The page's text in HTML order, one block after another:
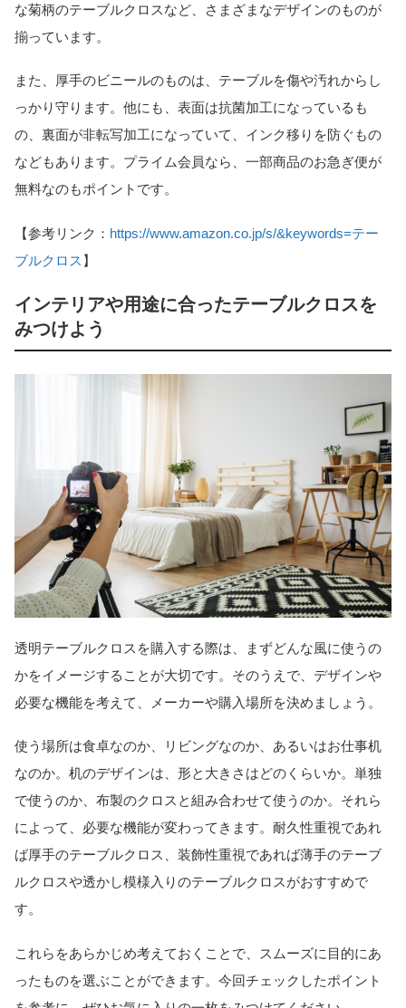
な菊柄のテーブルクロスなど、さまざまなデザインのものが
揃っています。
また、厚手のビニールのものは、テーブルを傷や汚れからし
っかり守ります。他にも、表面は抗菌加工になっているも
の、裏面が非転写加工になっていて、インク移りを防ぐもの
などもあります。プライム会員なら、一部商品のお急ぎ便が
無料なのもポイントです。
【参考リンク： https://www.amazon.co.jp/s/&keywords=テー
ブルクロス 】
インテリアや用途に合ったテーブルクロスを
みつけよう
透明テーブルクロスを購入する際は、まずどんな風に使うの
かをイメージすることが大切です。そのうえで、デザインや
必要な機能を考えて、メーカーや購入場所を決めましょう。
使う場所は食卓なのか、リビングなのか、あるいはお仕事机
なのか。机のデザインは、形と大きさはどのくらいか。単独
で使うのか、布製のクロスと組み合わせて使うのか。それら
によって、必要な機能が変わってきます。耐久性重視であれ
ば厚手のテーブルクロス、装飾性重視であれば薄手のテーブ
ルクロスや透かし模様入りのテーブルクロスがおすすめで
す。
これらをあらかじめ考えておくことで、スムーズに目的にあ
ったものを選ぶことができます。今回チェックしたポイント